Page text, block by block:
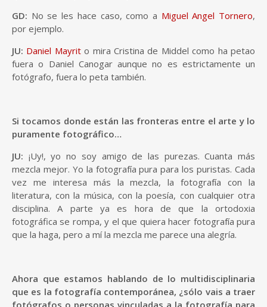
GD: No se les hace caso, como a Miguel Angel Tornero,
por ejemplo.
JU: Daniel Mayrito mira Cristina de Middel como ha petao
fuera o Daniel Canogar aunque no es estrictamente un
fotógrafo, fuera lo peta también.
Si tocamos donde están las fronteras entre el arte y lo
puramente fotográfico…
JU: ¡Uy!, yo no soy amigo de las purezas. Cuanta más
mezcla mejor. Yo la fotografía pura para los puristas. Cada
vez me interesa más la mezcla, la fotografía con la
literatura, con la música, con la poesía, con cualquier otra
disciplina. A parte ya es hora de que la ortodoxia
fotográfica se rompa, y el que quiera hacer fotografía pura
que la haga, pero a mí la mezcla me parece una alegría.
Ahora que estamos hablando de lo multidisciplinaria
que es la fotografía contemporánea, ¿sólo vais a traer
fotógrafos o personas vinculadas a la fotografía para